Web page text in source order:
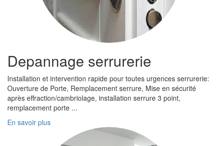
Depannage serrurerie
Installation et intervention rapide pour toutes urgences serrurerie:
Ouverture de Porte, Remplacement serrure, Mise en sécurité
après effraction/cambriolage, installation serrure 3 point,
remplacement porte ...
En savoir plus